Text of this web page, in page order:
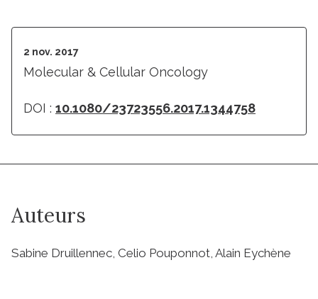
2 nov. 2017
Molecular & Cellular Oncology
DOI : 10.1080/23723556.2017.1344758
Auteurs
Sabine Druillennec, Celio Pouponnot, Alain Eychène